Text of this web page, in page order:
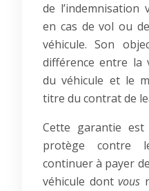
de l’indemnisation
en cas de vol ou
véhicule. Son
différence entre la
du véhicule et le
titre du contrat de
Cette garantie est
protège contre
continuer à payer
véhicule dontvous